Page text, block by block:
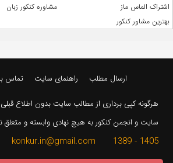
اشتراک الماس ماز
مشاوره کنکور زبان
بهترین مشاور کنکور
ارسال مطلب راهنمای سایت تماس
هرگونه کپی برداری از مطالب سایت بدون اطلاع
سایت و انجمن کنکور به هیچ نهادی وابسته و متعلق
1405 - 1389 konkur.in@gmail.com